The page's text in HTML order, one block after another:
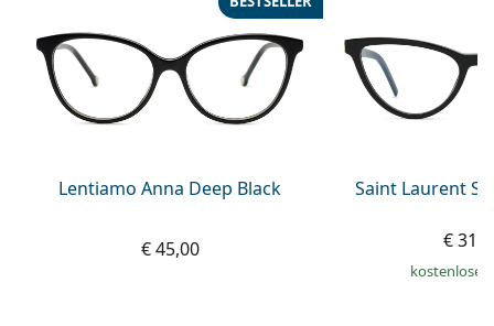
Prada
Alle Marken
Lentiamo Anna Deep Black
€ 45,00
Saint Laurent
€
kostenloser